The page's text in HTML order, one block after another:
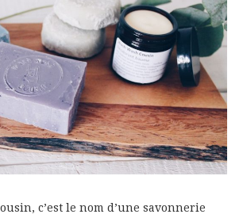
c’est le nom d’une savonnerie